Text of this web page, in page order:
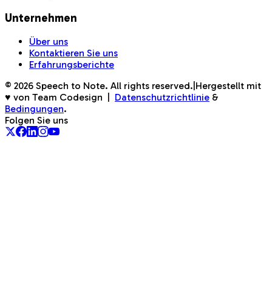
Unternehmen
Über uns
Kontaktieren Sie uns
Erfahrungsberichte
© 2026 Speech to Note. All rights reserved. Hergestellt mit
♥ von Team Codesign
Datenschutzrichtlinie &
Bedingungen.
Folgen Sie uns